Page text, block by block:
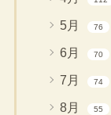
5月 76
6月 70
7月 74
8月 55